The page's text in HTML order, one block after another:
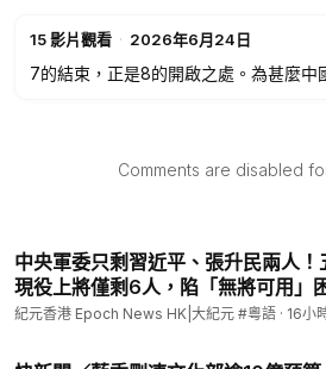
15影片觀看 · 2026年6月24日
7的結束，正是8的開啟之處。為甚麼中
施恩編譯報道，經整理並延伸觀點。
粵語版內容在Patreon同步發布，感謝支
發佈日期：2026年6月24日
Comments are disabled
中央軍委只剩習近平、張升民兩人！
現役上將僅剩6人，陷「無將可用」
拖到2027！l #新視角聽新聞 #紀元
紀元香港 Epoch News HK|大紀元 #粵語 · 16小